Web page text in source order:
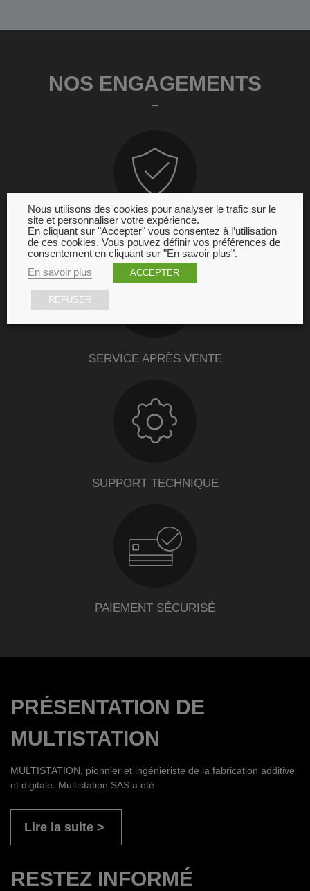
NOS ENGAGEMENTS
GARANTIE
SERVICE APRÈS VENTE
SUPPORT TECHNIQUE
PAIEMENT SÉCURISÉ
PRÉSENTATION DE
MULTISTATION
MULTISTATION, pionnier et ingénieriste de la fabrication additive
et digitale. Multistation SAS a été
Lire la suite
RESTEZ INFORMÉ
Nous utilisons des cookies pour analyser le trafic sur le
site et personnaliser votre expérience.
En cliquant sur "Accepter" vous consentez à l’utilisation
de ces cookies. Vous pouvez définir vos préférences de
consentement en cliquant sur "En savoir plus".
En savoir plus
ACCEPTER
REFUSER